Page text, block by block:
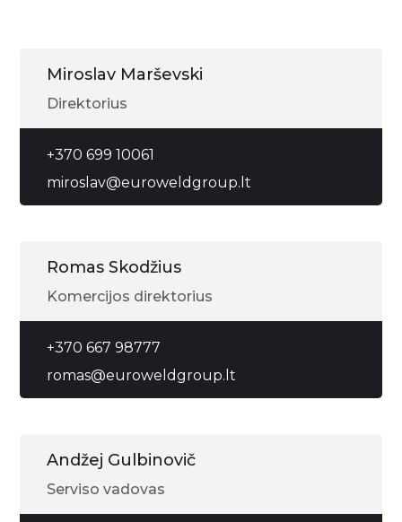
Miroslav Marševski
Direktorius
+370 699 10061
miroslav@euroweldgroup.lt
Romas Skodžius
Komercijos direktorius
+370 667 98777
romas@euroweldgroup.lt
Andžej Gulbinovič
Serviso vadovas